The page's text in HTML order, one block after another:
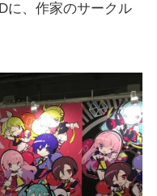
に、作家のサークル